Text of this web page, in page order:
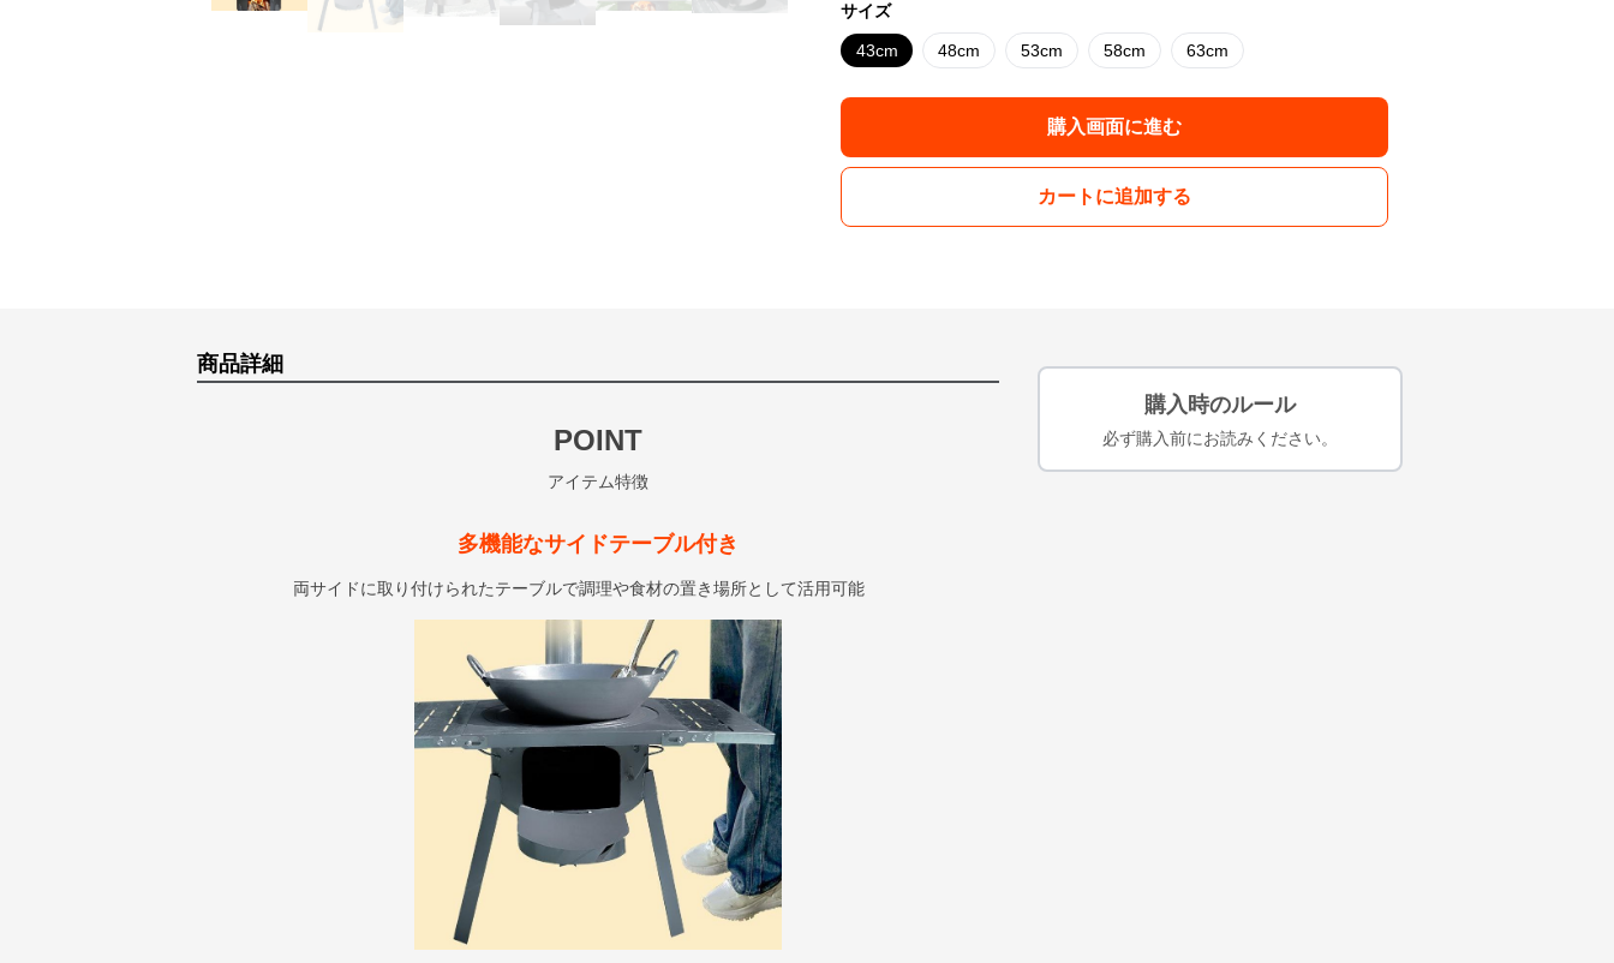
サイズ
43cm 48cm 53cm 58cm 63cm
購入画面に進む
カートに追加する
商品詳細
POINT
アイテム特徴
多機能なサイドテーブル付き
両サイドに取り付けられたテーブルで調理や食材の置き場所として活用可能
購入時のルール
必ず購入前にお読みください。